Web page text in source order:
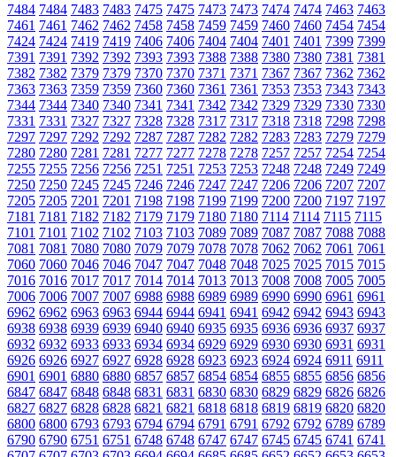
7484 7484 7483 7483 7475 7475 7473 7473 7474 7474 7463 7463
7461 7461 7462 7462 7458 7458 7459 7459 7460 7460 7454 7454
7424 7424 7419 7419 7406 7406 7404 7404 7401 7401 7399 7399
7391 7391 7392 7392 7393 7393 7388 7388 7380 7380 7381 7381
7382 7382 7379 7379 7370 7370 7371 7371 7367 7367 7362 7362
7363 7363 7359 7359 7360 7360 7361 7361 7353 7353 7343 7343
7344 7344 7340 7340 7341 7341 7342 7342 7329 7329 7330 7330
7331 7331 7327 7327 7328 7328 7317 7317 7318 7318 7298 7298
7297 7297 7292 7292 7287 7287 7282 7282 7283 7283 7279 7279
7280 7280 7281 7281 7277 7277 7278 7278 7257 7257 7254 7254
7255 7255 7256 7256 7251 7251 7253 7253 7248 7248 7249 7249
7250 7250 7245 7245 7246 7246 7247 7247 7206 7206 7207 7207
7205 7205 7201 7201 7198 7198 7199 7199 7200 7200 7197 7197
7181 7181 7182 7182 7179 7179 7180 7180 7114 7114 7115 7115
7101 7101 7102 7102 7103 7103 7089 7089 7087 7087 7088 7088
7081 7081 7080 7080 7079 7079 7078 7078 7062 7062 7061 7061
7060 7060 7046 7046 7047 7047 7048 7048 7025 7025 7015 7015
7016 7016 7017 7017 7014 7014 7013 7013 7008 7008 7005 7005
7006 7006 7007 7007 6988 6988 6989 6989 6990 6990 6961 6961
6962 6962 6963 6963 6944 6944 6941 6941 6942 6942 6943 6943
6938 6938 6939 6939 6940 6940 6935 6935 6936 6936 6937 6937
6932 6932 6933 6933 6934 6934 6929 6929 6930 6930 6931 6931
6926 6926 6927 6927 6928 6928 6923 6923 6924 6924 6911 6911
6901 6901 6880 6880 6857 6857 6854 6854 6855 6855 6856 6856
6847 6847 6848 6848 6831 6831 6830 6830 6829 6829 6826 6826
6827 6827 6828 6828 6821 6821 6818 6818 6819 6819 6820 6820
6800 6800 6793 6793 6794 6794 6791 6791 6792 6792 6789 6789
6790 6790 6751 6751 6748 6748 6747 6747 6745 6745 6741 6741